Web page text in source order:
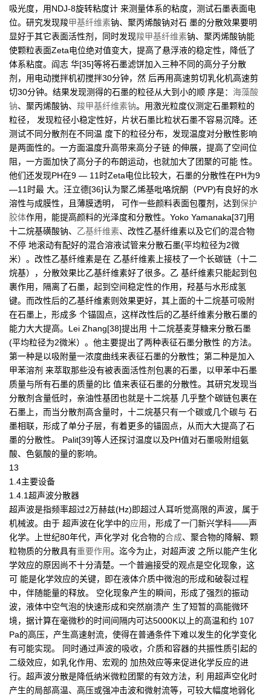
吸光度，用NDJ-8旋转粘度计 来测量体系的粘度，测试石墨表面电
位。研究发现羧甲基纤维素钠、聚丙烯酸钠对石 墨的分散效果要明
显好于其它表面活性剂，同时发现羧甲基纤维素钠、聚丙烯酸钠能
使颗粒表面Zeta电位绝对值变大，提高了悬浮液的稳定性，降低了
体系粘度。阎志 华[35]等将石墨滤饼加入三种不同的高分子分散
剂，用电动搅拌机初搅拌30分钟，然 后再用高速剪切乳化机高速剪
切30分钟。结果发现测得的石墨的粒径从大到小的顺 序是： 海藻酸
钠、聚丙烯酸钠、 羧甲基纤维素钠。用激光粒度仪测定石墨颗粒的
粒径， 发现粒径小稳定性好，片状石墨比粒状石墨不容易沉降。还
测试不同分散剂在不同温 度下的粒径分布，发现温度对分散性影响
是两面性的。一方面温度升高带来高分子链 的伸展，提高了空间位
阻，一方面加快了高分子的布朗运动，也就加大了团聚的可能 性。
他们还发现PH在9 — 11时Zeta电位比较大，石墨的分散性在PH为9
—11时最 大。汪立德[36]认为聚乙烯基吡咯烷酮（PVP)有良好的水
溶性与成膜性，且薄膜透明， 可作一些颜料表面包覆剂，达到 保护
胶体作用，能提高颜料的光泽度和分散性。Yoko Yamanaka[37]用
十二烷基磺酸钠、 乙基纤维素、改性乙基纤维素以及它们的混合物
不停 地滚动有配好的混合溶液试管来分散石墨(平均粒径为2微
米）。改性乙基纤维素是在 乙基纤维素上接枝了一个长碳链（十二
烷基），分散效果比乙基纤维素好了很多。乙 基纤维素只能起到包
裹作用，隔离了石墨，起到空间稳定性的作用，羟基与水形成氢
键。而改性后的乙基纤维素则效果更好，其上面的十二烷基可吸附
在石墨上，形成多 个锚固点，这样改性后的乙基纤维素分散石墨的
能力大大提高。Lei Zhang[38]提出用 十二烷基麦芽糖来分散石墨
(平均粒径为2微米）。他主要提出了两种表征石墨分散性 的方法。
第一种是以吸附量一浓度曲线来表征石墨的分散性；第二种是加入
甲苯溶剂 来萃取那些没有被表面活性剂包裹的石墨，以甲苯中石墨
质量与所有石墨的质量的比 值来表征石墨的分散性。其研究发现当
分散剂含量低时，亲油性基团也就是十二烷基 几乎整个碳链包裹在
石墨上，而当分散剂高含量时，十二烷基只有一个碳或几个碳与 石
墨相联，形成了单分子层，有着更多的锚固点，从而大大提高了石
墨的分散性。 Palit[39]等人还探讨温度以及PH值对石墨吸附组氨
酸、色氨酸的量的影响。
13
1.4主要设备
1.4.1超声波分散器
超声波是指频率超过2万赫兹(Hz)即超过人耳听觉高限的声波，属于
机械波。由于 超声波在化学中的应用 ，形成了一门新兴学科——声
化学。上世纪80年代，声化学对 化合物的合成、聚合物的降解、颗
粒物质的分散具有重要作用。迄今为止，对超声波 之所以能产生化
学效应的原因尚不十分清楚。一个普遍接受的观点是空化现象，这
可 能是化学效应的关键，即在液体介质中微泡的形成和破裂过程
中，伴随能量的释放。 空化现象产生的瞬间，形成了强烈的振动
波，液体中空气泡的快速形成和突然崩溃产 生了短暂的高能微环
境，据计算在毫微秒的时间间隔内可达5000K以上的高温和约 107
Pa的高压，产生高速射流，使得在普通条件下难以发生的化学变化
有可能实现。 同时通过声波的吸收，介质和容器的共振性质引起的
二级效应，如乳化作用、宏观的 加热效应等来促进化学反应的进
行。超声波分散是降低纳米微粒团聚的有效方法，利 用超声空化时
产生的局部高温、高压或强冲击波和微射流等，可较大幅度地弱化